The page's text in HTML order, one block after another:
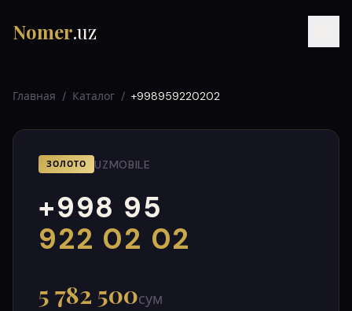
Nomer.uz
UZ УЗ
Главная / Каталог / +998959220202
ЗОЛОТО UZMOBILE
+998 95
922 02 02
000
999
5 782 500сум